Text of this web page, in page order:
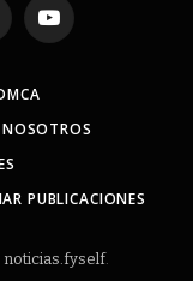
YouTube
NOSOTROS
PUBLICACIONES
noticias.fyself.